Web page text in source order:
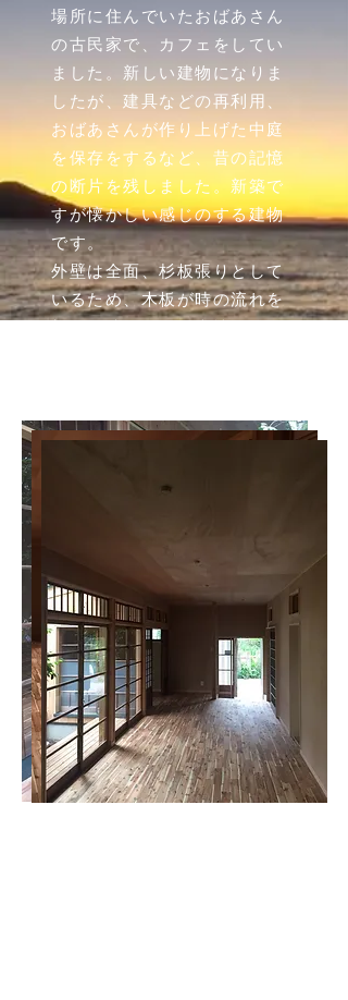
場所に住んでいたおばあさん
の古民家で、カフェをしてい
ました。新しい建物になりま
したが、建具などの再利用、
おばあさんが作り上げた中庭
を保存をするなど、昔の記憶
の断片を残しました。新築で
すが懐かしい感じのする建物
です。
外壁は全面、杉板張りとして
いるため、木板が時の流れを